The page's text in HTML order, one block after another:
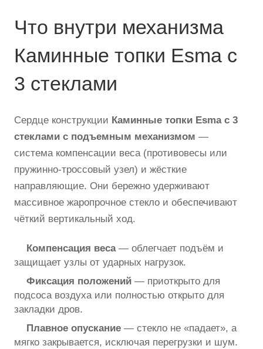
Что внутри механизма
Каминные топки Esma с
3 стеклами
Сердце конструкции Каминные топки Esma с 3
стеклами с подъемным механизмом —
система компенсации веса (противовесы или
пружинно-троссовый узел) и жёсткие
направляющие. Они бережно удерживают
массивное жаропрочное стекло и обеспечивают
чёткий вертикальный ход.
Компенсация веса— облегчает подъём и
защищает узлы от ударных нагрузок.
Фиксация положений — приоткрыто для
подсоса воздуха или полностью открыто для
закладки дров.
Плавное опускание — стекло не «падает», а
мягко закрывается, исключая перегрузки и шум.